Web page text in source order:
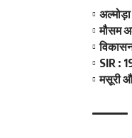
मौसम
SIR :
मसूरी